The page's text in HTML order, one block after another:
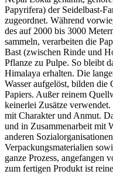
Papyrifera) der Seidelbast-
zugeordnet. Während
des auf 2000 bis 3000
sammeln, verarbeiten die
Bast (zwischen Rinde und
Pflanze zu Pulpe. So bleibt
Himalaya erhalten. Die
Wasser aufgelöst, bilden die
Papiers. Außer reinem
keinerlei Zusätze
mit Charakter und Anmut.
und in Zusammenarbeit mit
anderen
Verpackungsmaterialien
ganze Prozess, angefangen
zum fertigen Produkt ist